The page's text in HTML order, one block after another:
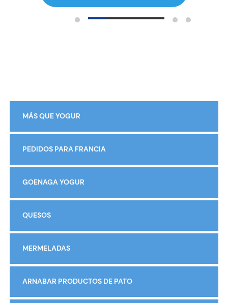
MÁS QUE YOGUR
PEDIDOS PARA FRANCIA
GOENAGA YOGUR
QUESOS
MERMELADAS
ARNABAR PRODUCTOS DE PATO